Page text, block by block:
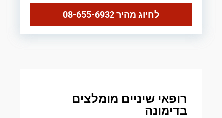
לחיוג מהיר 08-655-6932
רופאי שיניים מומלצים
בדימונה